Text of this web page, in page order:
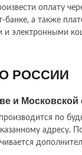
оплату
банке, а также
и электронными
РОССИИ
и Московской
по
адресу.